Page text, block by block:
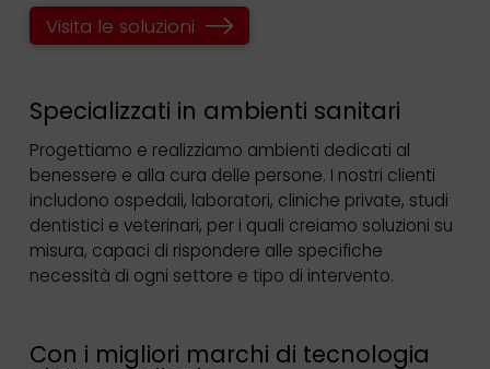
Visita le soluzioni
Specializzati in ambienti sanitari
Progettiamo e realizziamo ambienti dedicati al
benessere e alla cura delle persone. I nostri clienti
includono ospedali, laboratori, cliniche private, studi
dentistici e veterinari, per i quali creiamo soluzioni su
misura, capaci di rispondere alle specifiche
necessità di ogni settore e tipo di intervento.
Con i migliori marchi di tecnologia